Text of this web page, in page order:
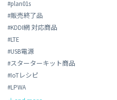
#plan01s
#販売終了品
#KDDI網 対応商品
#LTE
#USB電源
#スターターキット商品
#IoTレシピ
#LPWA